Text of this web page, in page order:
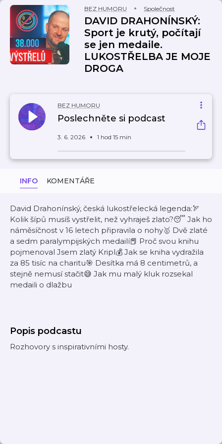
BEZ HUMORU Společnost
DAVID DRAHONÍNSKÝ:
Sport je krutý, počítají
se jen medaile.
LUKOSTŘELBA JE MOJE
DROGA
BEZ HUMORU
Poslechněte si podcast
3. 6. 2026 1 hod 15 min
INFO KOMENTÁŘE
David Drahonínský, česká lukostřelecká legenda:🏹
Kolik šípů musíš vystřelit, než vyhraješ zlato?😴 Jak ho
náměsíčnost v 16 letech připravila o nohy🥇 Dvě zlaté
a sedm paralympijských medailí📕 Proč svou knihu
pojmenoval Jsem zlatý Kripl💰 Jak se kniha vydražila
za 85 tisíc na charitu🎯 Desítka má 8 centimetrů, a
stejně nemusí stačit😅 Jak mu malý kluk rozsekal
medaili o dlažbu
Popis podcastu
Rozhovory s inspirativními hosty.